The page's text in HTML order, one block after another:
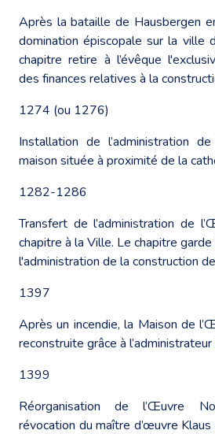
Après la bataille de Hausbergen
domination épiscopale sur la ville
chapitre retire à l’évêque
des finances relatives à la
1274 (ou 1276)
Installation de l’administration
maison située à proximité de la
1282-1286
Transfert de l’administration de
chapitre à la Ville. Le chapitre
l'administration de la construction
1397
Après un incendie, la Maison de
reconstruite grâce à
1399
Réorganisation de l’Œuvre
révocation du maître d’œuvre